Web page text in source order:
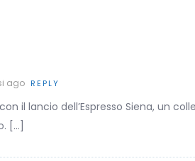
ago REPLY
il lancio dell’Espresso Siena, un
[…]